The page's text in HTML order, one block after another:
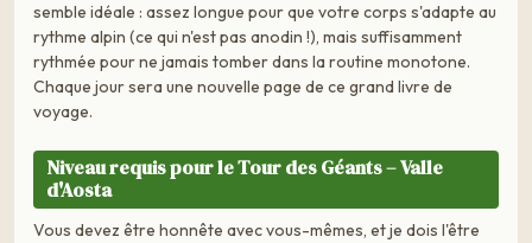
semble idéale : assez longue pour que votre corps s'adapte au
rythme alpin (ce qui n'est pas anodin !), mais suffisamment
rythmée pour ne jamais tomber dans la routine monotone.
Chaque jour sera une nouvelle page de ce grand livre de
voyage.
Niveau requis pour le Tour des Géants – Valle
d'Aosta
Vous devez être honnête avec vous-mêmes, et je dois l'être